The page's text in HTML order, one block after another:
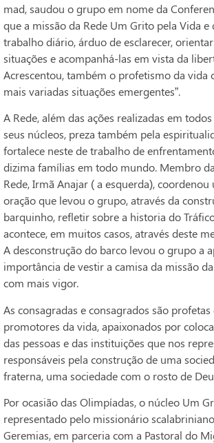
mad, saudou o grupo em nome da
que a missão da Rede Um Grito pela Vida e
trabalho diário, árduo de esclarecer,
situações e acompanhá-las em vista da
Acrescentou, também o profetismo da vida
mais variadas situações emergentes”.
A Rede, além das ações realizadas em
seus núcleos, preza também pela
fortalece neste de trabalho de
dizima famílias em todo mundo. Membro
Rede, Irmã Anajar ( a esquerda),
oração que levou o grupo, através da
barquinho, refletir sobre a historia do
acontece, em muitos casos, através deste
A desconstrução do barco levou o grupo a
importância de vestir a camisa da missão
com mais vigor.
As consagradas e consagrados são
promotores da vida, apaixonados por
das pessoas e das instituições que nos
responsáveis pela construção de uma
fraterna, uma sociedade com o rosto de
Por ocasião das Olimpíadas, o núcleo Um
representado pelo missionário
Geremias, em parceria com a Pastoral do